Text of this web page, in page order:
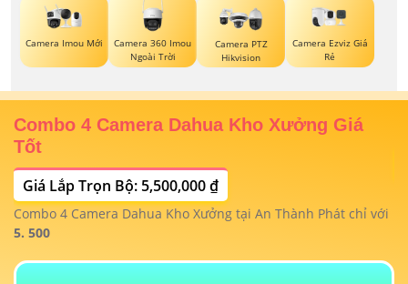
Camera Imou Mới
Camera 360 Imou
Ngoài Trời
Camera PTZ
Hikvision
Camera Ezviz Giá
Rẻ
Combo 4 Camera Dahua Kho Xưởng Giá
Tốt
Giá Lắp Trọn Bộ: 5,500,000 ₫
Combo 4 Camera Dahua Kho Xưởng tại An Thành Phát chỉ với
5. 500